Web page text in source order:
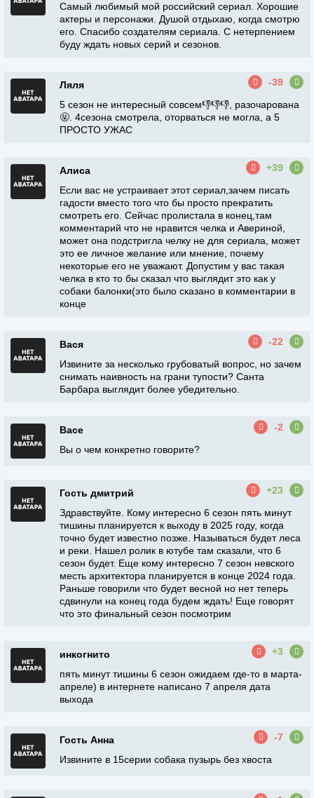
Самый любимый мой российский сериал. Хорошие
актеры и персонажи. Душой отдыхаю, когда смотрю
его. Спасибо создателям сериала. С нетерпением
буду ждать новых серий и сезонов.
Ляля
-39
5 сезон не интересный совсем👎👎👎, разочарована
🤬. 4сезона смотрела, оторваться не могла, а 5
ПРОСТО УЖАС
Алиса
+39
Если вас не устраивает этот сериал,зачем писать
гадости вместо того что бы просто прекратить
смотреть его. Сейчас пролистала в конец,там
комментарий что не нравится челка и Авериной,
может она подстригла челку не для сериала, может
это ее личное желание или мнение, почему
некоторые его не уважают. Допустим у вас такая
челка в кто то бы сказал что выглядит это как у
собаки балонки(это было сказано в комментарии в
конце
Вася
-22
Извините за несколько грубоватый вопрос, но зачем
снимать наивность на грани тупости? Санта
Барбара выглядит более убедительно.
Васе
-2
Вы о чем конкретно говорите?
Гость дмитрий
+23
Здравствуйте. Кому интересно 6 сезон пять минут
тишины планируется к выходу в 2025 году, когда
точно будет известно позже. Называться будет леса
и реки. Нашел ролик в ютубе там сказали, что 6
сезон будет. Еще кому интересно 7 сезон невского
месть архитектора планируется в конце 2024 года.
Раньше говорили что будет весной но нет теперь
сдвинули на конец года будем ждать! Еще говорят
что это финальный сезон посмотрим
инкогнито
+3
пять минут тишины 6 сезон ожидаем где-то в марта-
апреле) в интернете написано 7 апреля дата
выхода
Гость Анна
-7
Извините в 15серии собака пузырь без хвоста